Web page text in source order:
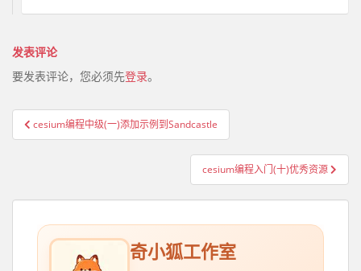
发表评论
要发表评论，您必须先登录。
文章导航
cesium编程中级(一)添加示例到Sandcastle
cesium编程入门(十)优秀资源
奇小狐工作室